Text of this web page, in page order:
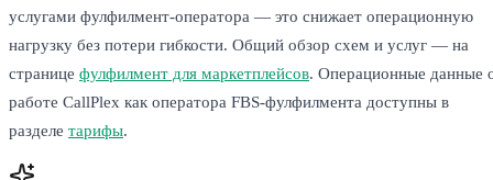
услугами фулфилмент-оператора — это снижает операционную
нагрузку без потери гибкости. Общий обзор схем и услуг — на
странице фулфилмент для маркетплейсов. Операционные данные
работе CallPlex как оператора FBS-фулфилмента доступны в
разделе тарифы.